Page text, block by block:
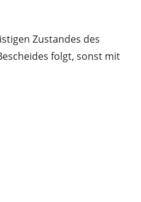
Zustandes des
folgt, sonst mit